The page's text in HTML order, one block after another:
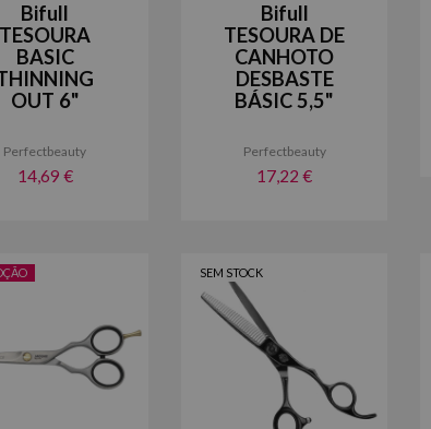
Bifull
TESOURA
BASIC
OUT 6"
Perfectbeauty
14,69 €
Bifull
TESOURA DE
CANHOTO
DESBASTE
BÁSIC 5,5"
Perfectbeauty
17,22 €
SEM STOCK